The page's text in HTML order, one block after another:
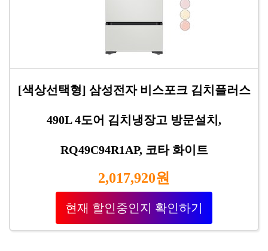
[색상선택형] 삼성전자 비스포크 김치플러스
490L 4도어 김치냉장고 방문설치,
RQ49C94R1AP, 코타 화이트
2,017,920원
현재 할인중인지 확인하기